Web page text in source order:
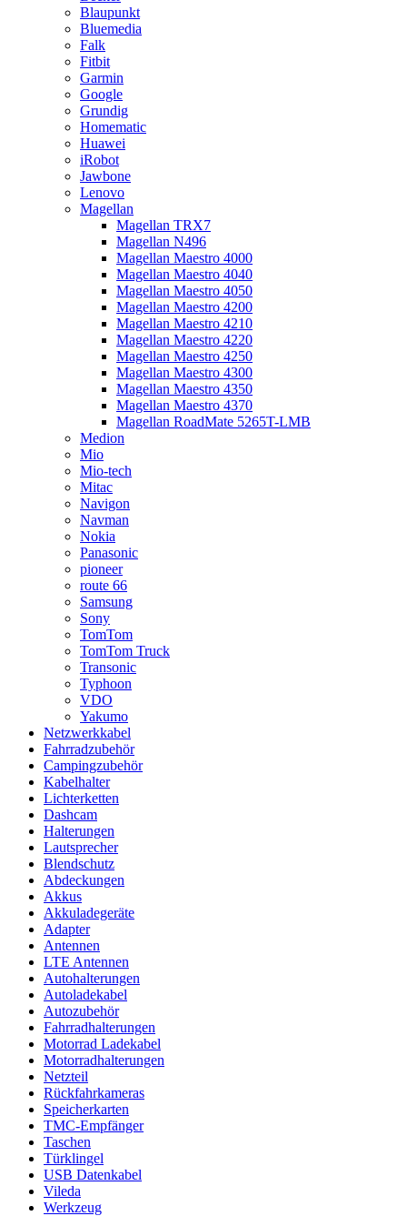
Blaupunkt
Bluemedia
Falk
Fitbit
Garmin
Google
Grundig
Homematic
Huawei
iRobot
Jawbone
Lenovo
Magellan
Magellan TRX7
Magellan N496
Magellan Maestro 4000
Magellan Maestro 4040
Magellan Maestro 4050
Magellan Maestro 4200
Magellan Maestro 4210
Magellan Maestro 4220
Magellan Maestro 4250
Magellan Maestro 4300
Magellan Maestro 4350
Magellan Maestro 4370
Magellan RoadMate 5265T-LMB
Medion
Mio
Mio-tech
Mitac
Navigon
Navman
Nokia
Panasonic
pioneer
route 66
Samsung
Sony
TomTom
TomTom Truck
Transonic
Typhoon
VDO
Yakumo
Netzwerkkabel
Fahrradzubehör
Campingzubehör
Kabelhalter
Lichterketten
Dashcam
Halterungen
Lautsprecher
Blendschutz
Abdeckungen
Akkus
Akkuladegeräte
Adapter
Antennen
LTE Antennen
Autohalterungen
Autoladekabel
Autozubehör
Fahrradhalterungen
Motorrad Ladekabel
Motorradhalterungen
Netzteil
Rückfahrkameras
Speicherkarten
TMC-Empfänger
Taschen
Türklingel
USB Datenkabel
Vileda
Werkzeug